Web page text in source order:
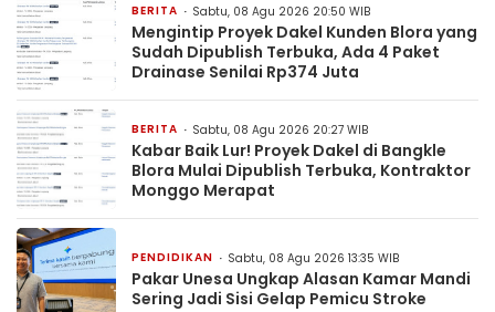
BERITA Sabtu, 08 Agu 2026 20:50 WIB
Mengintip Proyek Dakel Kunden Blora yang
Sudah Dipublish Terbuka, Ada 4 Paket
Drainase Senilai Rp374 Juta
BERITA Sabtu, 08 Agu 2026 20:27 WIB
Kabar Baik Lur! Proyek Dakel di Bangkle
Blora Mulai Dipublish Terbuka, Kontraktor
Monggo Merapat
PENDIDIKAN Sabtu, 08 Agu 2026 13:35 WIB
Pakar Unesa Ungkap Alasan Kamar Mandi
Sering Jadi Sisi Gelap Pemicu Stroke